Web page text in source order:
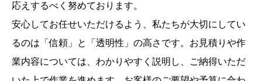
応えするべく努めております。
安心してお任せいただけるよう、私たちが大切にしてい
るのは「信頼」と「透明性」の高さです。お見積りや作
業内容については、わかりやすく説明し、ご納得いただ